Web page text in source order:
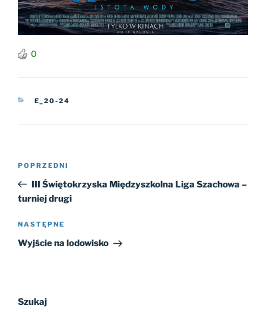
0
KATEGORIE
E_20-24
wpisu
Poprzedni
wpis
POPRZEDNI
III Świętokrzyska Międzyszkolna Liga Szachowa –
turniej drugi
Następny
wpis
NASTĘPNE
Wyjście na lodowisko
Szukaj